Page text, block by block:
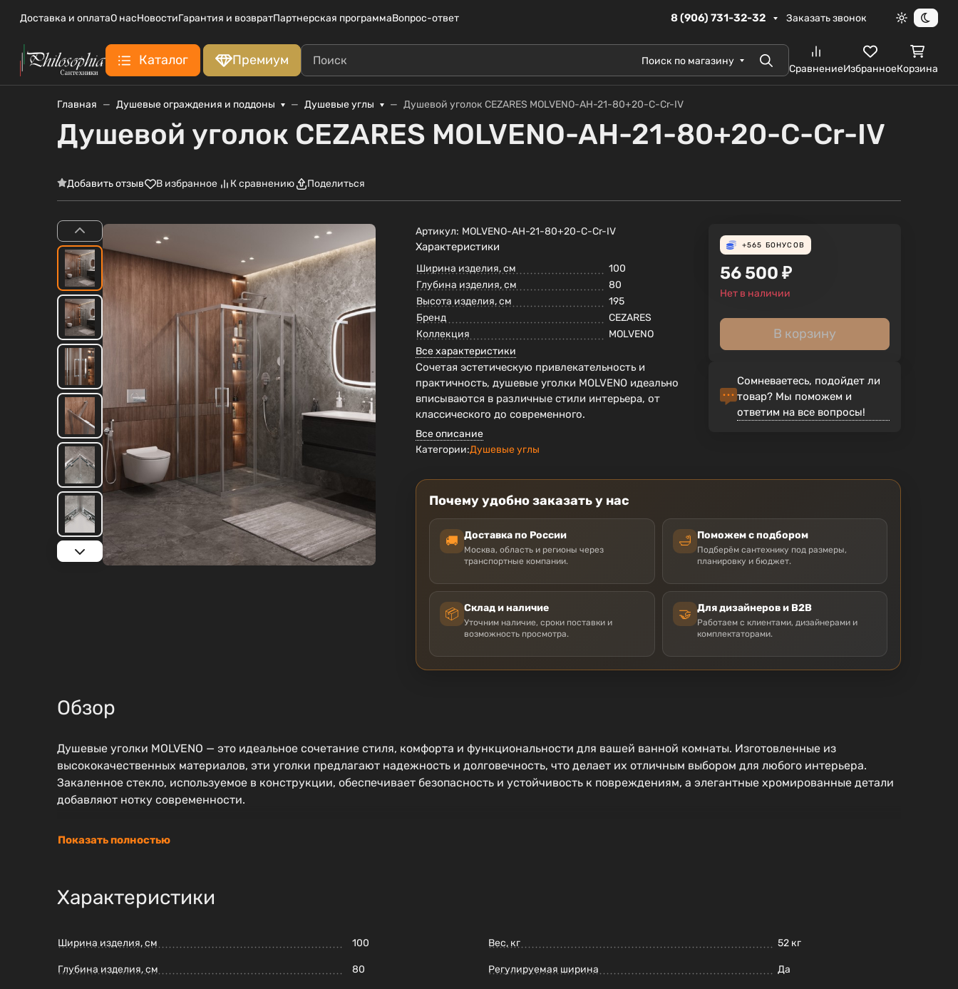
Доставка и оплатаО насНовостиГарантия и возвратПартнерская программаВопрос-ответ 8 (906) 731-32-32 Заказать звонок
Светлая
Каталог Премиум Поиск по магазину ПоискСравнениеИзбранноеКорзина
Главная Душевые ограждения и поддоны Душевые углы Душевой уголок CEZARES MOLVENO-AH-21-80+20-C-Cr-IV
Душевой уголок CEZARES MOLVENO-AH-21-80+20-C-Cr-IV
Добавить отзыв В избранное К сравнению Поделиться
Артикул: MOLVENO-AH-21-80+20-C-Cr-IV
Характеристики
Ширина изделия, см
100
Глубина изделия, см
80
Высота изделия, см
195
Бренд
CEZARES
Коллекция
MOLVENO
Все характеристики
Сочетая эстетическую привлекательность и
практичность, душевые уголки MOLVENO идеально
вписываются в различные стили интерьера, от
классического до современного.
Все описание
Категории:Душевые углы
+565 БОНУСОВ
56 500 ₽
Нет в наличии
В корзину
Сомневаетесь, подойдет ли
товар? Мы поможем и
ответим на все вопросы!
Почему удобно заказать у нас
🚚 Доставка по России
Москва, область и регионы через
транспортные компании.
🛁 Поможем с подбором
Подберём сантехнику под размеры,
планировку и бюджет.
📦 Склад и наличие
Уточним наличие, сроки поставки и
возможность просмотра.
🤝 Для дизайнеров и B2B
Работаем с клиентами, дизайнерами и
комплектаторами.
Обзор
Душевые уголки MOLVENO — это идеальное сочетание стиля, комфорта и функциональности для вашей ванной комнаты. Изготовленные из
высококачественных материалов, эти уголки предлагают надежность и долговечность, что делает их отличным выбором для любого интерьера.
Закаленное стекло, используемое в конструкции, обеспечивает безопасность и устойчивость к повреждениям, а элегантные хромированные детали
добавляют нотку современности.
Показать полностью
Характеристики
Ширина изделия, см 100
Глубина изделия, см 80
Вес, кг 52 кг
Регулируемая ширина Да